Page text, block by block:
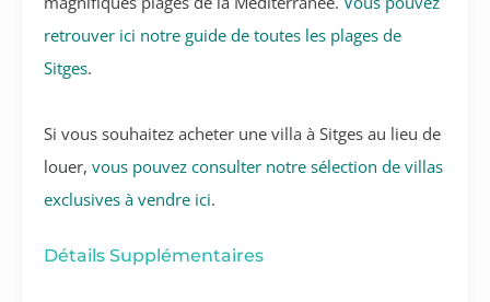
retrouver ici notre guide de toutes les plages de
Sitges.
Si vous souhaitez acheter une villa à Sitges au lieu de
louer, vous pouvez consulter notre sélection de villas
exclusives à vendre ici.
Détails Supplémentaires